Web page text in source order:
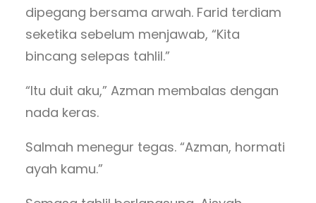
dipegang bersama arwah. Farid terdiam
seketika sebelum menjawab, “Kita
bincang selepas tahlil.”
“Itu duit aku,” Azman membalas dengan
nada keras.
Salmah menegur tegas. “Azman, hormati
ayah kamu.”